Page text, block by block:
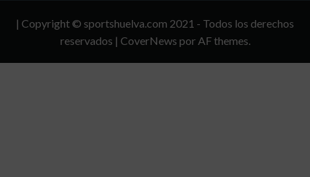
CONDICIONES
| Copyright © sportshuelva.com 2021 - Todos los derechos
reservados | CoverNews por AF themes.